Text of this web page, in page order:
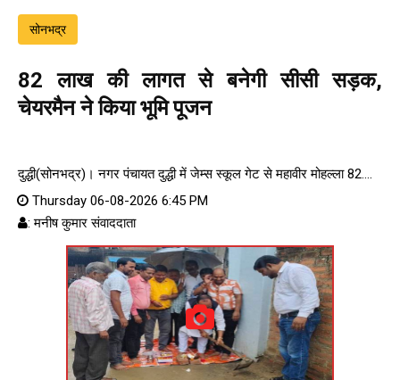
सोनभद्र
82 लाख की लागत से बनेगी सीसी सड़क,
चेयरमैन ने किया भूमि पूजन
दुद्धी(सोनभद्र)। नगर पंचायत दुद्धी में जेम्स स्कूल गेट से महावीर मोहल्ला 82....
Thursday 06-08-2026 6:45 PM
: मनीष कुमार संवाददाता